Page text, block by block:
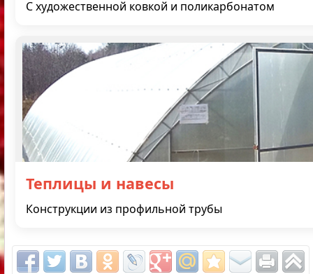
С художественной ковкой и поликарбонатом
Теплицы и навесы
Конструкции из профильной трубы